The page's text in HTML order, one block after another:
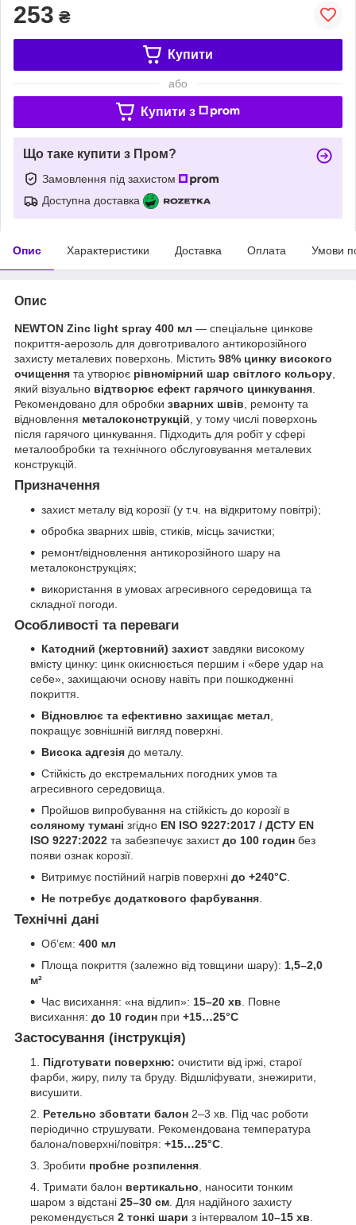
253 ₴
Купити
або
Купити з
Що таке купити з Пром?
Замовлення під захистом
Доступна доставка
Опис Характеристики Доставка Оплата Умови
Опис
NEWTON Zinc light spray 400 мл — спеціальне цинкове
покриття-аерозоль для довготривалого антикорозійного
захисту металевих поверхонь. Містить 98% цинку високого
очищення та утворює рівномірний шар світлого кольору
який візуально відтворює ефект гарячого цинкування
Рекомендовано для обробки зварних швів , ремонту та
відновлення металоконструкцій , у тому числі поверхонь
після гарячого цинкування. Підходить для робіт у сфері
металообробки та технічного обслуговування металевих
конструкцій.
Призначення
захист металу від корозії (у т.ч. на відкритому повітрі);
обробка зварних швів, стиків, місць зачистки;
ремонт/відновлення антикорозійного шару на
металоконструкціях;
використання в умовах агресивного середовища та
складної погоди.
Особливості та переваги
Катодний (жертовний) захист завдяки високому
вмісту цинку: цинк окиснюється першим і «бере удар на
себе», захищаючи основу навіть при пошкодженні
покриття.
Відновлює та ефективно захищає метал,
покращує зовнішній вигляд поверхні.
Висока адгезія до металу.
Стійкість до екстремальних погодних умов та
агресивного середовища.
Пройшов випробування на стійкість до корозії в
соляному тумані згідно EN ISO 9227:2017 / ДСТУ EN
ISO 9227:2022 та забезпечує захистдо 100 годин без
появи ознак корозії.
Витримує постійний нагрів поверхні до +240°C.
Не потребує додаткового фарбування.
Технічні дані
Об’єм: 400 мл
Площа покриття (залежно від товщини шару): 1,5–2,0
м²
Час висихання: «на відлип»: 15–20 хв . Повне
висихання: до 10 годин при +15…25°C
Застосування (інструкція)
Підготувати поверхню: очистити від іржі, старої
фарби, жиру, пилу та бруду. Відшліфувати, знежирити,
висушити.
Ретельно збовтати балон 2–3 хв. Під час роботи
періодично струшувати. Рекомендована температура
балона/поверхні/повітря: +15…25°C
Зробити пробне розпилення
Тримати балон вертикально , наносити тонким
шаром з відстані 25–30 см . Для надійного захисту
рекомендується 2 тонкі шари з інтервалом 10–15 хв